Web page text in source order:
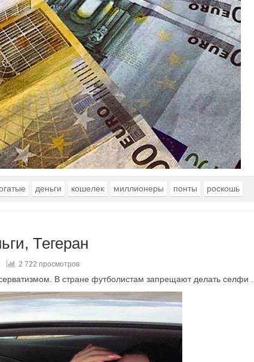
деньги кошелек миллионеры понты роскошь
Тегеран
2 722 просмотров
В стране футболистам запрещают делать селфи ...